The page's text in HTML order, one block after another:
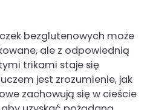
bezglutenowych może
ale z odpowiednią
trikami staje się
jest zrozumienie, jak
zachowują się w cieście